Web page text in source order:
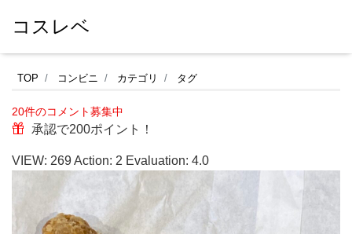
コスレベ
セ
ブ
ン
レ
TOP コンビニ カテゴリ タグ
20件のコメント募集中
承認で200ポイント！
VIEW: 269Action: 2 Evaluation: 4.0